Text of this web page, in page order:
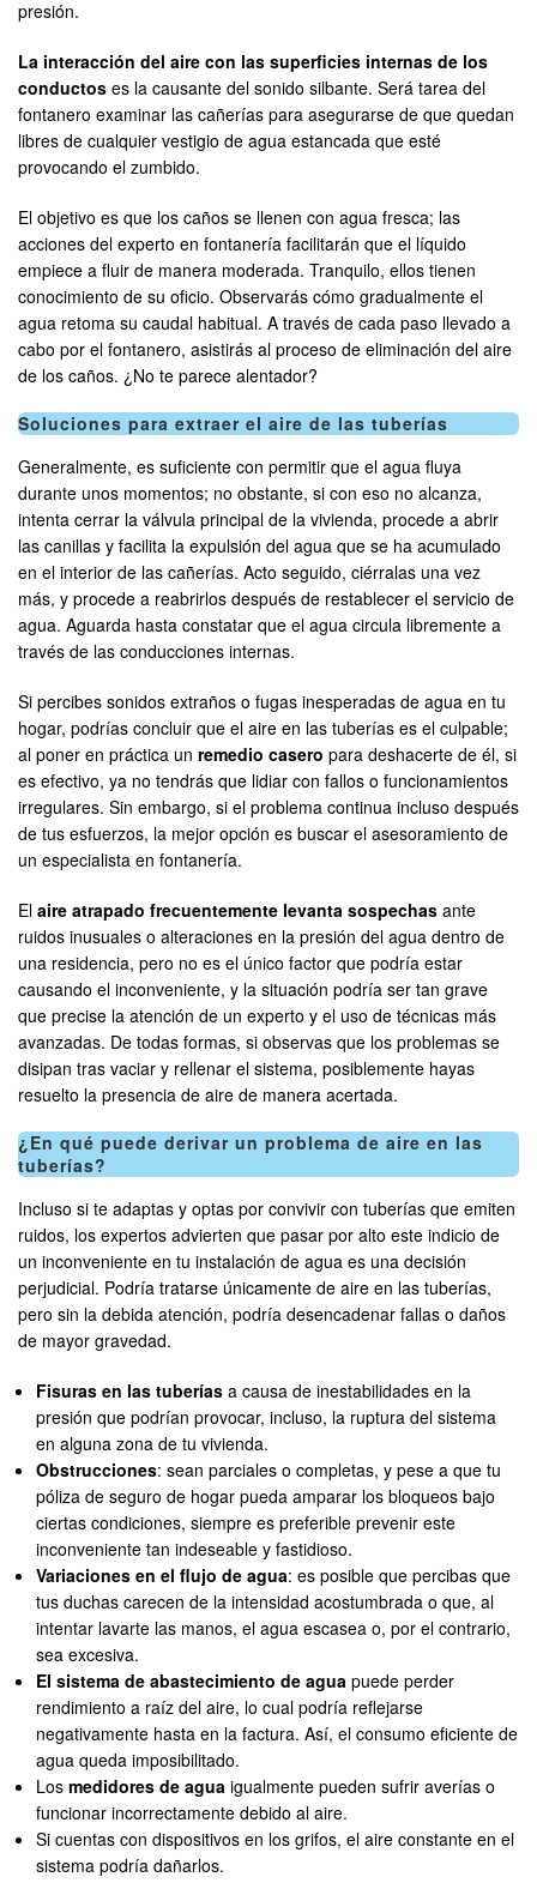
presión.
La interacción del aire con las superficies internas de los
conductos es la causante del sonido silbante. Será tarea del
fontanero examinar las cañerías para asegurarse de que quedan
libres de cualquier vestigio de agua estancada que esté
provocando el zumbido.
El objetivo es que los caños se llenen con agua fresca; las
acciones del experto en fontanería facilitarán que el líquido
empiece a fluir de manera moderada. Tranquilo, ellos tienen
conocimiento de su oficio. Observarás cómo gradualmente el
agua retoma su caudal habitual. A través de cada paso llevado a
cabo por el fontanero, asistirás al proceso de eliminación del aire
de los caños. ¿No te parece alentador?
Soluciones para extraer el aire de las tuberías
Generalmente, es suficiente con permitir que el agua fluya
durante unos momentos; no obstante, si con eso no alcanza,
intenta cerrar la válvula principal de la vivienda, procede a abrir
las canillas y facilita la expulsión del agua que se ha acumulado
en el interior de las cañerías. Acto seguido, ciérralas una vez
más, y procede a reabrirlos después de restablecer el servicio de
agua. Aguarda hasta constatar que el agua circula libremente a
través de las conducciones internas.
Si percibes sonidos extraños o fugas inesperadas de agua en tu
hogar, podrías concluir que el aire en las tuberías es el culpable;
al poner en práctica un remedio casero para deshacerte de él, si
es efectivo, ya no tendrás que lidiar con fallos o funcionamientos
irregulares. Sin embargo, si el problema continua incluso después
de tus esfuerzos, la mejor opción es buscar el asesoramiento de
un especialista en fontanería.
El aire atrapado frecuentemente levanta sospechas ante
ruidos inusuales o alteraciones en la presión del agua dentro de
una residencia, pero no es el único factor que podría estar
causando el inconveniente, y la situación podría ser tan grave
que precise la atención de un experto y el uso de técnicas más
avanzadas. De todas formas, si observas que los problemas se
disipan tras vaciar y rellenar el sistema, posiblemente hayas
resuelto la presencia de aire de manera acertada.
¿En qué puede derivar un problema de aire en las
tuberías?
Incluso si te adaptas y optas por convivir con tuberías que emiten
ruidos, los expertos advierten que pasar por alto este indicio de
un inconveniente en tu instalación de agua es una decisión
perjudicial. Podría tratarse únicamente de aire en las tuberías,
pero sin la debida atención, podría desencadenar fallas o daños
de mayor gravedad.
Fisuras en las tuberías a causa de inestabilidades en la
presión que podrían provocar, incluso, la ruptura del sistema
en alguna zona de tu vivienda.
Obstrucciones: sean parciales o completas, y pese a que tu
póliza de seguro de hogar pueda amparar los bloqueos bajo
ciertas condiciones, siempre es preferible prevenir este
inconveniente tan indeseable y fastidioso.
Variaciones en el flujo de agua: es posible que percibas que
tus duchas carecen de la intensidad acostumbrada o que, al
intentar lavarte las manos, el agua escasea o, por el contrario,
sea excesiva.
El sistema de abastecimiento de agua puede perder
rendimiento a raíz del aire, lo cual podría reflejarse
negativamente hasta en la factura. Así, el consumo eficiente de
agua queda imposibilitado.
Losmedidores de agua igualmente pueden sufrir averías o
funcionar incorrectamente debido al aire.
Si cuentas con dispositivos en los grifos, el aire constante en el
sistema podría dañarlos.